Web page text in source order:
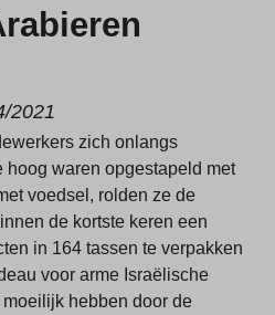
2021
zich onlangs
hoog waren opgestapeld met
voedsel, rolden ze de
de kortste keren een
in 164 tassen te verpakken
voor arme Israëlische
hebben door de